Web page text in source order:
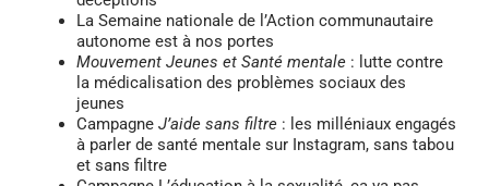
La Semaine nationale de l’Action communautaire
autonome est à nos portes
Mouvement Jeunes et Santé mentale : lutte contre
la médicalisation des problèmes sociaux des
jeunes
Campagne J’aide sans filtre : les milléniaux engagés
à parler de santé mentale sur Instagram, sans tabou
et sans filtre